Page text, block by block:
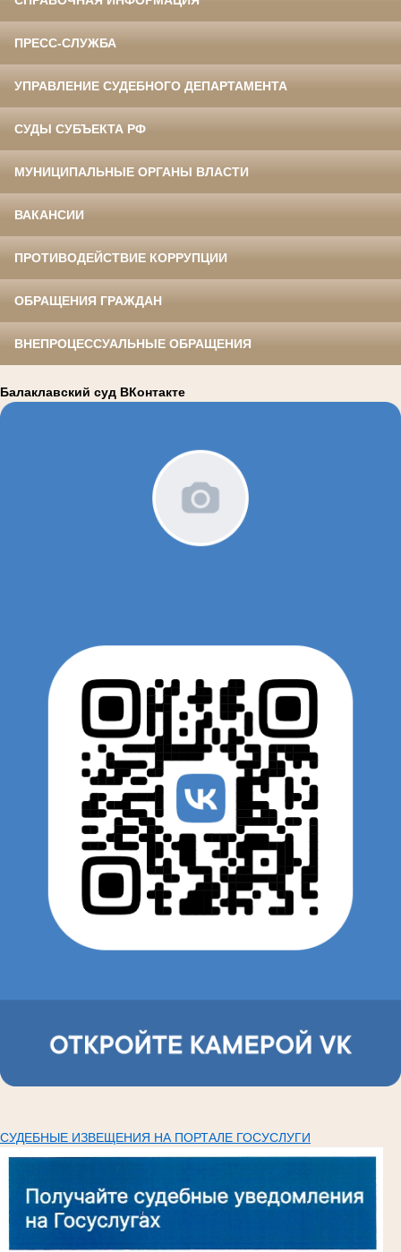
ПРЕСС-СЛУЖБА
УПРАВЛЕНИЕ СУДЕБНОГО ДЕПАРТАМЕНТА
СУДЫ СУБЪЕКТА РФ
МУНИЦИПАЛЬНЫЕ ОРГАНЫ ВЛАСТИ
ВАКАНСИИ
ПРОТИВОДЕЙСТВИЕ КОРРУПЦИИ
ОБРАЩЕНИЯ ГРАЖДАН
ВНЕПРОЦЕССУАЛЬНЫЕ ОБРАЩЕНИЯ
Балаклавский суд ВКонтакте
СУДЕБНЫЕ ИЗВЕЩЕНИЯ НА ПОРТАЛЕ ГОСУСЛУГИ